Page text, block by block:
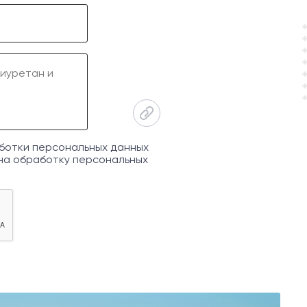
персональных данных
обработку персональных